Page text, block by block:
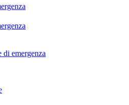
di emergenza